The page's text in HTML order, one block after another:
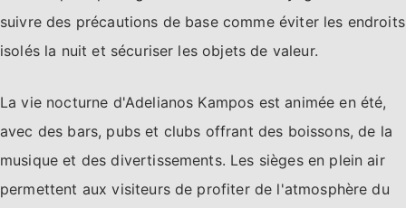
suivre des précautions de base comme éviter les endroits
isolés la nuit et sécuriser les objets de valeur.
La vie nocturne d'Adelianos Kampos est animée en été,
avec des bars, pubs et clubs offrant des boissons, de la
musique et des divertissements. Les sièges en plein air
permettent aux visiteurs de profiter de l'atmosphère du